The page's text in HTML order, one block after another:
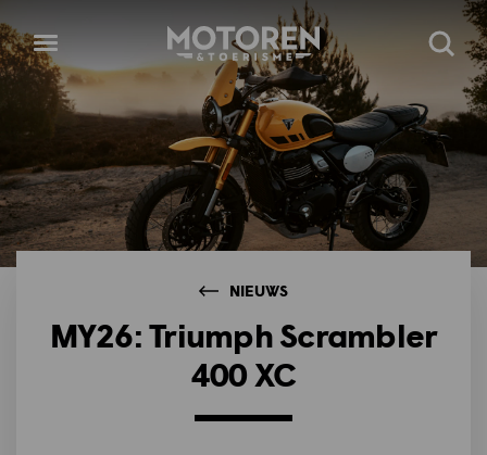
Open
menu
Homepage Zoeken
NIEUWS
MY26: Triumph Scrambler
400 XC